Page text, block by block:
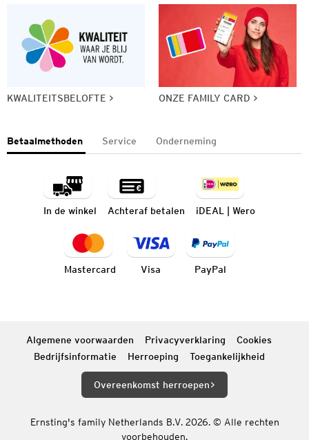
KWALITEITSBELOFTE ONZE FAMILY CARD
Betaalmethoden Service Onderneming
In de winkel Achteraf betalen iDEAL | Wero
Mastercard Visa PayPal
Algemene voorwaarden Privacyverklaring
Cookies
Bedrijfsinformatie
Herroeping Toegankelijkheid
Overeenkomst herroepen
Ernsting's family Netherlands B.V. 2026. © Alle rechten
voorbehouden.